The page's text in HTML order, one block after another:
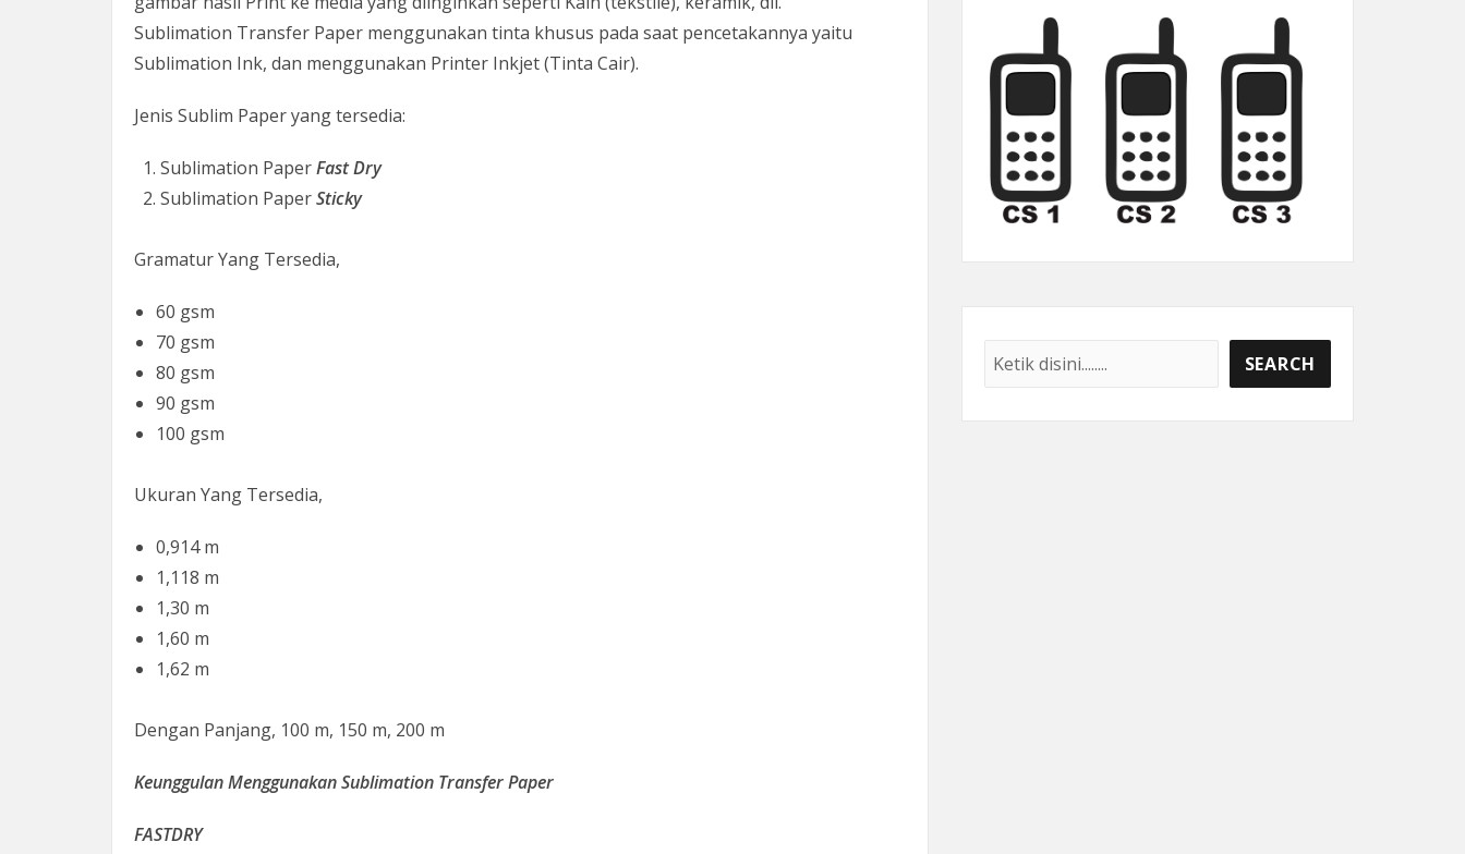
Sublimation Transfer Paper menggunakan tinta khusus pada saat pencetakannya yaitu
Sublimation Ink, dan menggunakan Printer Inkjet (Tinta Cair).
Jenis Sublim Paper yang tersedia:
Sublimation PaperFast Dry
Sublimation PaperSticky
Gramatur Yang Tersedia,
60 gsm
70 gsm
80 gsm
90 gsm
100 gsm
Ukuran Yang Tersedia,
0,914 m
1,118 m
1,30 m
1,60 m
1,62 m
Dengan Panjang, 100 m, 150 m, 200 m
Keunggulan Menggunakan Sublimation Transfer Paper
FASTDRY
Cari SEARCH